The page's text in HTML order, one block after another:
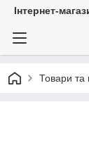
Інтернет-
Товари та